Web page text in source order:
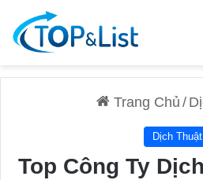
Trang Chủ /
Dịch Thuật
Top Công Ty